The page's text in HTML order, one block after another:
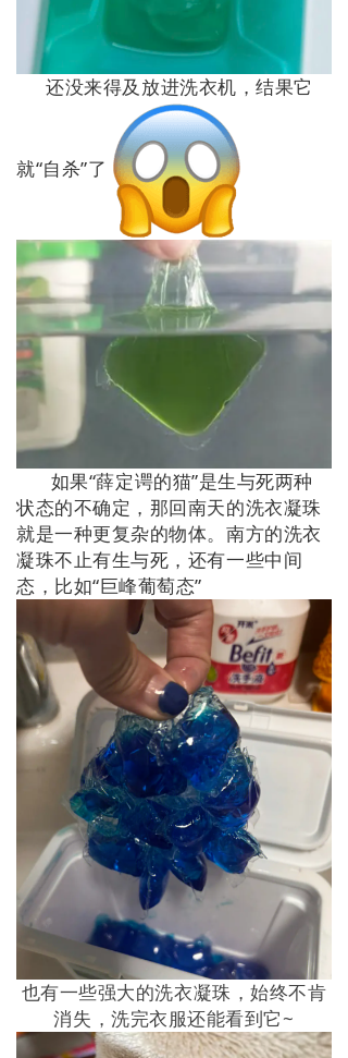
还没来得及放进洗衣机，结果它
就“自杀”了
如果“薛定谔的猫”是生与死两种
状态的不确定，那回南天的洗衣凝珠
就是一种更复杂的物体。南方的洗衣
凝珠不止有生与死，还有一些中间
态，比如“巨峰葡萄态”
也有一些强大的洗衣凝珠，始终不肯
消失，洗完衣服还能看到它~